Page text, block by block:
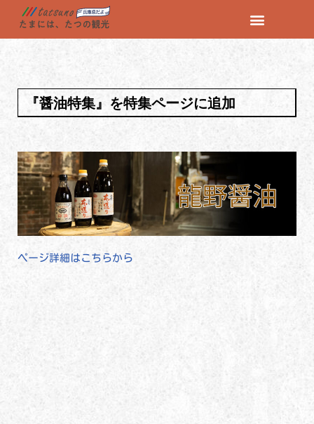
コ
ン
へ
キ
ッ
プ
『醤油特集』を特集ページに追加
ページ詳細はこちらから